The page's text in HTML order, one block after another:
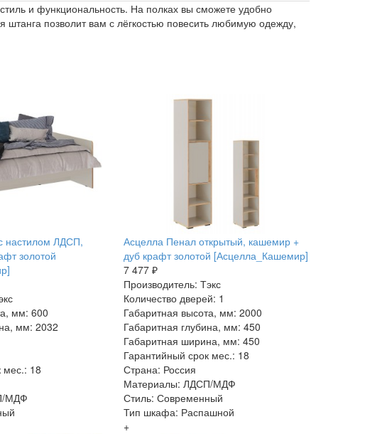
и функциональность. На полках вы сможете удобно
штанга позволит вам с лёгкостью повесить любимую одежду,
настилом ЛДСП,
золотой
мм: 600
мм: 2032
мес.: 18
МДФ
Асцелла Пенал открытый, кашемир +
дуб крафт золотой [Асцелла_Кашемир]
7 477 ₽
Производитель: Тэкс
Количество дверей: 1
Габаритная высота, мм: 2000
Габаритная глубина, мм: 450
Габаритная ширина, мм: 450
Гарантийный срок мес.: 18
Страна: Россия
Материалы: ЛДСП/МДФ
Стиль: Современный
Тип шкафа: Распашной
+